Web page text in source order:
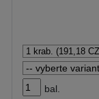
bal.